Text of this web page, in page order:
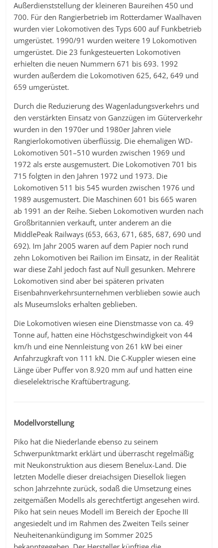
Außerdienststellung der kleineren Baureihen 450 und
700. Für den Rangierbetrieb im Rotterdamer Waalhaven
wurden vier Lokomotiven des Typs 600 auf Funkbetrieb
umgerüstet. 1990/91 wurden weitere 19 Lokomotiven
umgerüstet. Die 23 funkgesteuerten Lokomotiven
erhielten die neuen Nummern 671 bis 693. 1992
wurden außerdem die Lokomotiven 625, 642, 649 und
659 umgerüstet.
Durch die Reduzierung des Wagenladungsverkehrs und
den verstärkten Einsatz von Ganzzügen im Güterverkehr
wurden in den 1970er und 1980er Jahren viele
Rangierlokomotiven überflüssig. Die ehemaligen WD-
Lokomotiven 501–510 wurden zwischen 1969 und
1972 als erste ausgemustert. Die Lokomotiven 701 bis
715 folgten in den Jahren 1972 und 1973. Die
Lokomotiven 511 bis 545 wurden zwischen 1976 und
1989 ausgemustert. Die Maschinen 601 bis 665 waren
ab 1991 an der Reihe. Sieben Lokomotiven wurden nach
Großbritannien verkauft, unter anderem an die
MiddlePeak Railways (653, 663, 671, 685, 687, 690 und
692). Im Jahr 2005 waren auf dem Papier noch rund
zehn Lokomotiven bei Railion im Einsatz, in der Realität
war diese Zahl jedoch fast auf Null gesunken. Mehrere
Lokomotiven sind aber bei späteren privaten
Eisenbahnverkehrsunternehmen verblieben sowie auch
als Museumsloks erhalten geblieben.
Die Lokomotiven wiesen eine Dienstmasse von ca. 49
Tonne auf, hatten eine Höchstgeschwindigkeit von 44
km/h und eine Nennleistung von 261 kW bei einer
Anfahrzugkraft von 111 kN. Die C-Kuppler wiesen eine
Länge über Puffer von 8.920 mm auf und hatten eine
dieselelektrische Kraftübertragung.
Modellvorstellung
Piko hat die Niederlande ebenso zu seinem
Schwerpunktmarkt erklärt und überrascht regelmäßig
mit Neukonstruktion aus diesem Benelux-Land. Die
letzten Modelle dieser dreiachsigen Diesellok liegen
schon Jahrzehnte zurück, sodaß die Umsetzung eines
zeitgemäßen Modells als gerechtfertigt angesehen wird.
Piko hat sein neues Modell im Bereich der Epoche III
angesiedelt und im Rahmen des Zweiten Teils seiner
Neuheitenankündigung im Sommer 2025